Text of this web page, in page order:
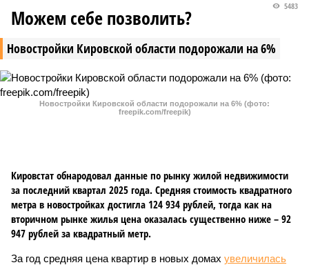
Новостройки Кировской области подорожали на 6%
5483
Можем себе позволить?
Новостройки Кировской области подорожали на 6% (фото:
freepik.com/freepik)
Кировстат обнародовал данные по рынку жилой недвижимости
за последний квартал 2025 года. Средняя стоимость квадратного
метра в новостройках достигла 124 934 рублей, тогда как на
вторичном рынке жилья цена оказалась существенно ниже – 92
947 рублей за квадратный метр.
За год средняя цена квартир в новых домах увеличилась